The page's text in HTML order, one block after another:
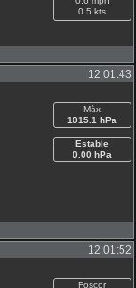
0.5 kts
12:01:43
Màx
1015.1 hPa
Estable
0.00 hPa
12:01:52
Foscor